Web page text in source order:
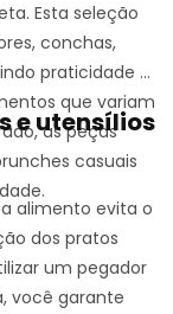
Esta seleção
conchas,
praticidade e
que variam
as peças
casuais
e utensílios
alimento evita o
dos pratos
um pegador
você garante